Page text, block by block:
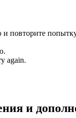
повторите
again.
и